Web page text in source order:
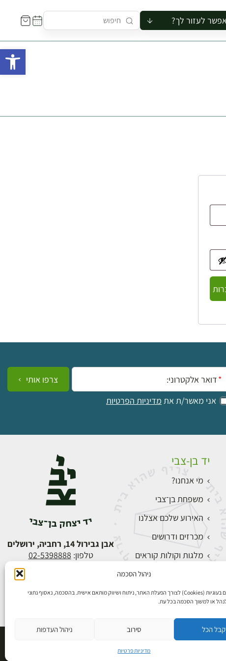
ניהול הסכמה
אנו משתמשים בעוגיות (Cookies) לצורך הפעלת האתר, ניתוח ושיווק מותאם אישית. בהסכמה, נאסוף נתוני
לנהל או למשוך הסכמה בכל עת.
קבל הכל סירוב ניהול העדפות
מדיניות פרטיות
לעזור לך?
לקבוצה
בצריף
אני מאשר/ת את מדיניות הפרטיות
צרפו אותי
יד בן-צבי
מי אנחנו?
משפחת בן־צבי
האירוע שלכם אצלנו
מכרזים ודרושים
מלגות וקולות קוראים
התחברות
אבן גבירול 14, רחביה, ירושלים
טלפון: 02-5398888